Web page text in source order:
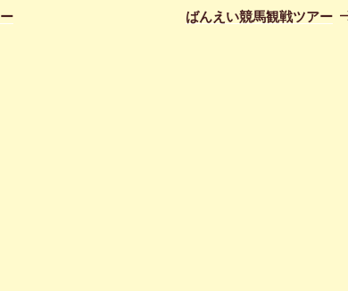
の
ばんえい競馬観戦ツアー